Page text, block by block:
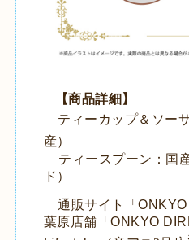
【商品詳細】
ティーカップ＆ソー
産）
ティースプーン：国
ド）
通販サイト「
葉原店舗「ONKYO